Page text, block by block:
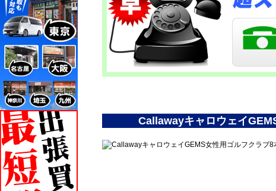
Callawayキャロウェイ